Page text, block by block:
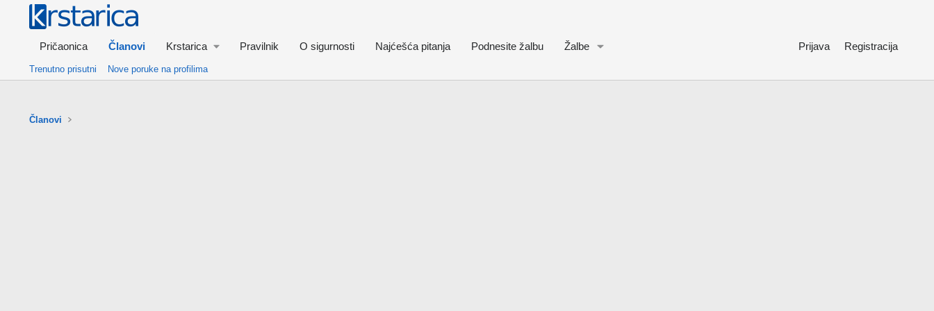
Pričaonica Članovi Krstarica Pravilnik O sigurnosti Najćešća pitanja Podnesite žalbu Žalbe Prijava Registracija
Trenutno prisutni Nove poruke na profilima
Članovi